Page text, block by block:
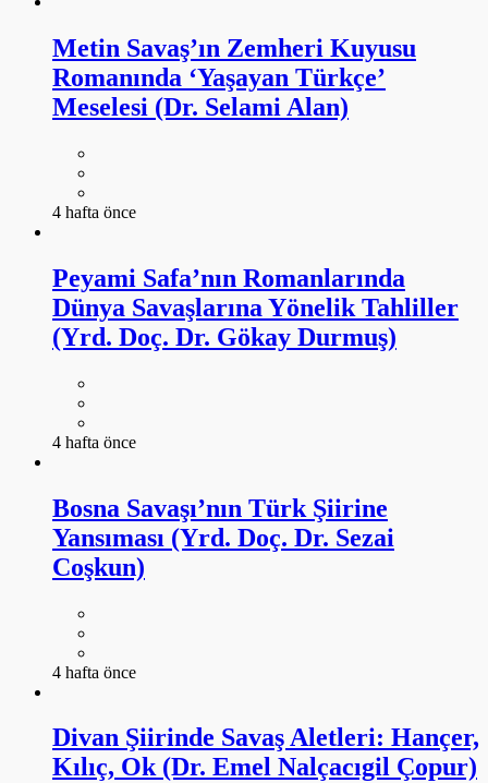
Metin Savaş’ın Zemheri Kuyusu
Romanında ‘Yaşayan Türkçe’
Meselesi (Dr. Selami Alan)
4 hafta önce
Peyami Safa’nın Romanlarında
Dünya Savaşlarına Yönelik Tahliller
(Yrd. Doç. Dr. Gökay Durmuş)
4 hafta önce
Bosna Savaşı’nın Türk Şiirine
Yansıması (Yrd. Doç. Dr. Sezai
Coşkun)
4 hafta önce
Divan Şiirinde Savaş Aletleri: Hançer,
Kılıç, Ok (Dr. Emel Nalçacıgil Çopur)